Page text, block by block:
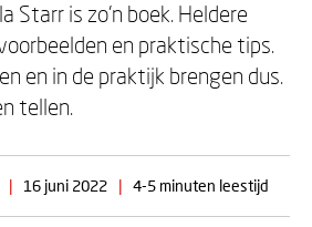
Starr is zo’n boek. Heldere
en praktische tips.
en in de praktijk brengen dus.
tellen.
| 16 juni 2022 | 4-5 minuten leestijd